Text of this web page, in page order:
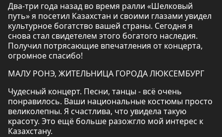
Два-три года назад во время ралли «Шелковый
путь» я посетил Казахстан и своими глазами увидел
культурное богатство вашей страны. Сегодня я
снова стал свидетелем этого богатого наследия.
Получил потрясающие впечатления от концерта,
огромное спасибо!
МАЛУ РОНЭ, ЖИТЕЛЬНИЦА ГОРОДА ЛЮКСЕМБУРГ
Чудесный концерт. Песни, танцы - всё очень
понравилось. Ваши национальные костюмы просто
великолепны. Я счастлива, что увидела такую
красоту. Это ещё больше разожгло мой интерес к
Казахстану.